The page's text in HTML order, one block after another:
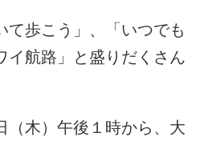
歩こう」、「いつでも
イ航路」と盛りだくさん
木）午後１時から、大